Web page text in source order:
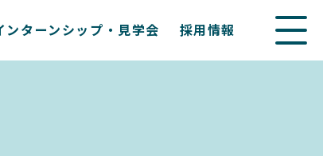
ンターンシップ・見学会 採用情報